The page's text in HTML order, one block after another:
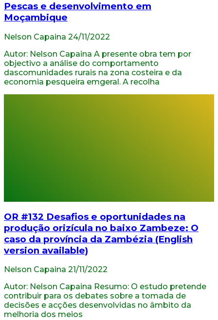
Pescas e desenvolvimento em
Moçambique
Nelson Capaina 24/11/2022
Autor: Nelson Capaina A presente obra tem por
objectivo a análise do comportamento
dascomunidades rurais na zona costeira e da
economia pesqueira emgeral. A recolha
OR #132 Desafios e oportunidades na
produção orizícula no baixo Zambeze: O
caso da província da Zambézia (English
version available)
Nelson Capaina 21/11/2022
Autor: Nelson Capaina Resumo: O estudo pretende
contribuir para os debates sobre a tomada de
decisões e acções desenvolvidas no âmbito da
melhoria dos meios